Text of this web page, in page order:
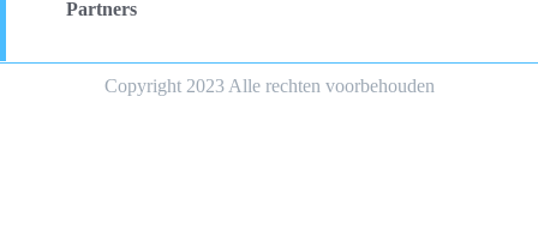
Partners
Copyright 2023 Alle rechten voorbehouden